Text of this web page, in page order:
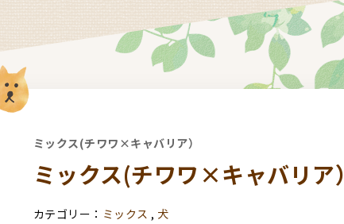
ミックス(チワワ×キャバリア）
ミックス(チワワ×キャバリア）
ミックス , 犬